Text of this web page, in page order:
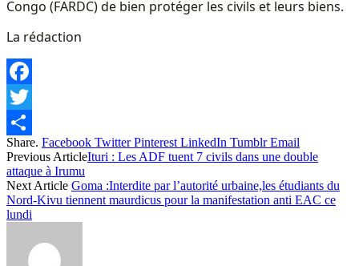
Congo (FARDC) de bien protéger les civils et leurs biens.
La rédaction
Facebook
Twitter
Share
Share. Facebook Twitter Pinterest LinkedIn Tumblr Email
Previous ArticleIturi : Les ADF tuent 7 civils dans une double
attaque à Irumu
Next Article Goma :Interdite par l’autorité urbaine,les étudiants du
Nord-Kivu tiennent maurdicus pour la manifestation anti EAC ce
lundi